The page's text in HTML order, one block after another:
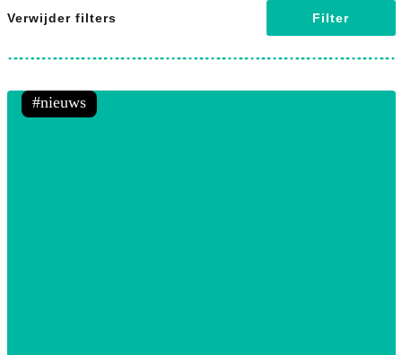
Verwijder filters Filter
nieuws